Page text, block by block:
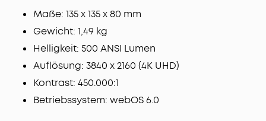
Maße: 135 x 135 x 80 mm
Gewicht: 1,49 kg
Helligkeit: 500 ANSI Lumen
Auflösung: 3840 x 2160 (4K UHD)
Kontrast: 450.000:1
Betriebssystem: webOS 6.0